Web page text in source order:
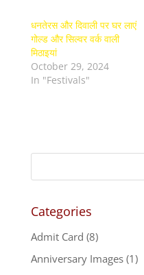
धनतेरस और दिवाली पर घर लाएं
गोल्ड और सिल्वर वर्क वाली
मिठाइयां
October 29, 2024
In "Festivals"
Categories
Admit Card (8)
Anniversary Images(1)